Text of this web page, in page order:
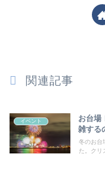
関連記事
イベント
お台場
雑する
冬のお台
た。クリ